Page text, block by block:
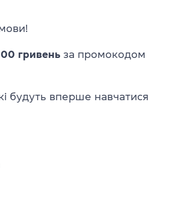
гривень за промокодом
будуть вперше навчатися